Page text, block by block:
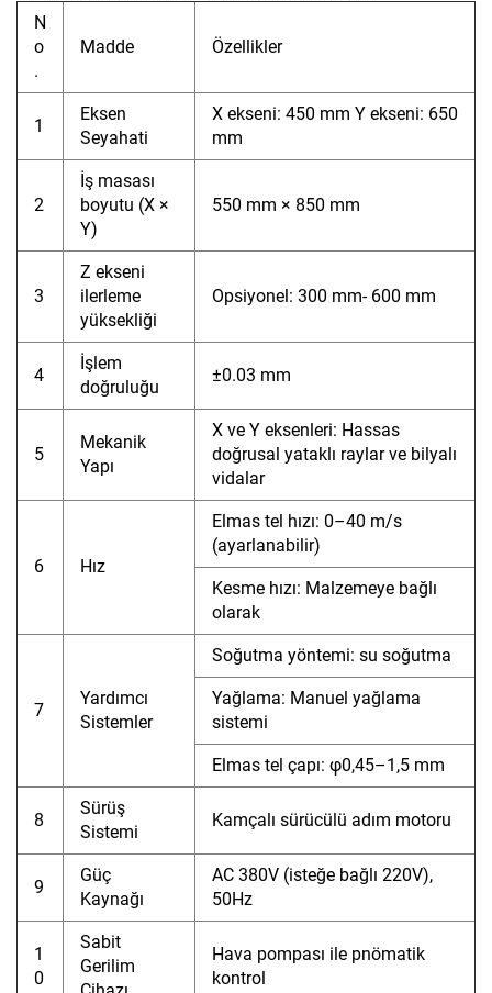
N
o
.
Madde Özellikler
1
Eksen
Seyahati
X ekseni: 450 mm Y ekseni: 650
mm
2
İş masası
boyutu (X ×
Y)
550 mm × 850 mm
3
Z ekseni
ilerleme
yüksekliği
Opsiyonel: 300 mm- 600 mm
4
İşlem
doğruluğu
±0.03 mm
5
Mekanik
Yapı
X ve Y eksenleri: Hassas
doğrusal yataklı raylar ve bilyalı
vidalar
6 Hız
Elmas tel hızı: 0–40 m/s
(ayarlanabilir)
Kesme hızı: Malzemeye bağlı
olarak
7
Yardımcı
Sistemler
Soğutma yöntemi: su soğutma
Yağlama: Manuel yağlama
sistemi
Elmas tel çapı: φ0,45–1,5 mm
8
Sürüş
Sistemi
Kamçalı sürücülü adım motoru
9
Güç
Kaynağı
AC 380V (isteğe bağlı 220V),
50Hz
1
0
Sabit
Gerilim
Hava pompası ile pnömatik
kontrol